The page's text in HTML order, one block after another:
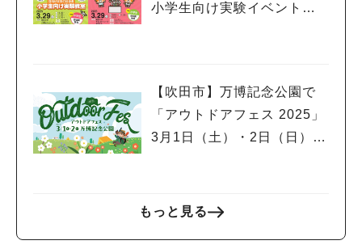
小学生向け実験イベント、
【吹田市】万博記念公園で
「アウトドアフェス 2025」
3月1日（土）・2日（日）開
も同時開催
もっと見る